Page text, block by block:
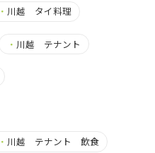
・ 川越 タイ料理
・ 川越 テナント
・ 川越 テナント 飲食